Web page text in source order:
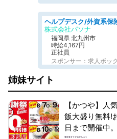
株式会社パソナ
福岡県 北九州市
時給4,167円
正社員
スポンサー：求人ボッ
姉妹サイト
【かつや】人
飯大盛り無料!
日まで開催中。